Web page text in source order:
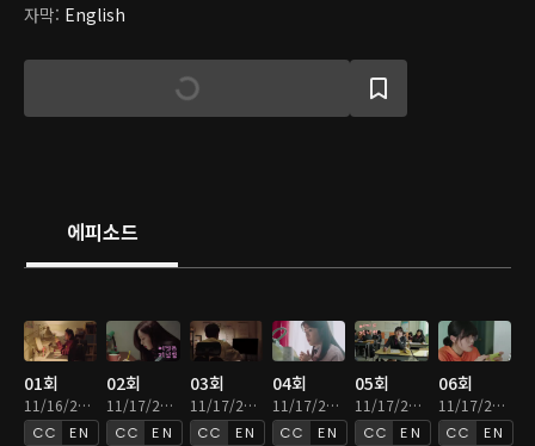
자막: English
에피소드
01회
11/16/2020 • 8분
EN
02회
11/17/2020 • 7분
EN
03회
11/17/2020 • 5분
EN
04회
11/17/2020 • 7분
EN
05회
11/17/2020 • 7분
EN
06회
11/17/2020 • 7분
EN